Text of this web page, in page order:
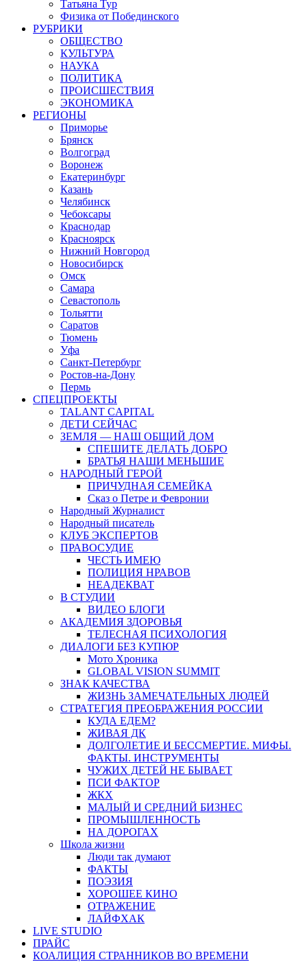
Татьяна Тур
Физика от Побединского
РУБРИКИ
ОБЩЕСТВО
КУЛЬТУРА
НАУКА
ПОЛИТИКА
ПРОИСШЕСТВИЯ
ЭКОНОМИКА
РЕГИОНЫ
Приморье
Брянск
Волгоград
Воронеж
Екатеринбург
Казань
Челябинск
Чебоксары
Краснодар
Красноярск
Нижний Новгород
Новосибирск
Омск
Самара
Севастополь
Тольятти
Саратов
Тюмень
Уфа
Санкт-Петербург
Ростов-на-Дону
Пермь
СПЕЦПРОЕКТЫ
TALANT CAPITAL
ДЕТИ СЕЙЧАС
ЗЕМЛЯ — НАШ ОБЩИЙ ДОМ
СПЕШИТЕ ДЕЛАТЬ ДОБРО
БРАТЬЯ НАШИ МЕНЬШИЕ
НАРОДНЫЙ ГЕРОЙ
ПРИЧУДНАЯ СЕМЕЙКА
Сказ о Петре и Февронии
Народный Журналист
Народный писатель
КЛУБ ЭКСПЕРТОВ
ПРАВОСУДИЕ
ЧЕСТЬ ИМЕЮ
ПОЛИЦИЯ НРАВОВ
НЕАДЕКВАТ
В СТУДИИ
ВИДЕО БЛОГИ
АКАДЕМИЯ ЗДОРОВЬЯ
ТЕЛЕСНАЯ ПСИХОЛОГИЯ
ДИАЛОГИ БЕЗ КУПЮР
Мото Хроника
GLOBAL VISION SUMMIT
ЗНАК КАЧЕСТВА
ЖИЗНЬ ЗАМЕЧАТЕЛЬНЫХ ЛЮДЕЙ
СТРАТЕГИЯ ПРЕОБРАЖЕНИЯ РОССИИ
КУДА ЕДЕМ?
ЖИВАЯ ДК
ДОЛГОЛЕТИЕ И БЕССМЕРТИЕ. МИФЫ.
ФАКТЫ. ИНСТРУМЕНТЫ
ЧУЖИХ ДЕТЕЙ НЕ БЫВАЕТ
ПСИ ФАКТОР
ЖКХ
МАЛЫЙ И СРЕДНИЙ БИЗНЕС
ПРОМЫШЛЕННОСТЬ
НА ДОРОГАХ
Школа жизни
Люди так думают
ФАКТЫ
ПОЭЗИЯ
ХОРОШЕЕ КИНО
ОТРАЖЕНИЕ
ЛАЙФХАК
LIVE STUDIO
ПРАЙС
КОАЛИЦИЯ СТРАННИКОВ ВО ВРЕМЕНИ